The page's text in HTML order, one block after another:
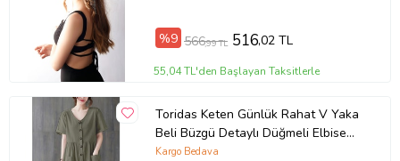
%9 566,99 TL 516,02 TL
55,04 TL'den Başlayan Taksitlerle
Toridas Keten Günlük Rahat V Yaka
Beli Büzgü Detaylı Düğmeli Elbise
LN04haki3
Kargo Bedava